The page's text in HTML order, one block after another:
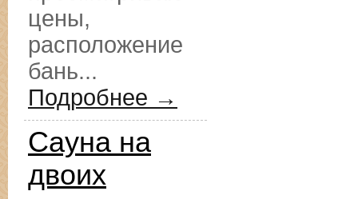
цены,
расположение
бань...
Подробнее →
Сауна на
двоих